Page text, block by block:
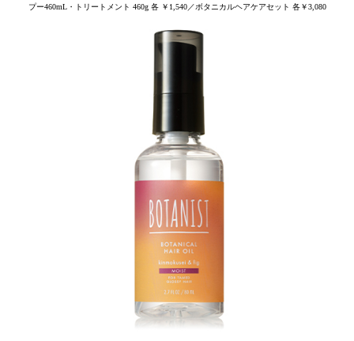
プー460mL・トリートメント 460g 各 ￥1,540／ボタニカルヘアケアセット 各￥3,080